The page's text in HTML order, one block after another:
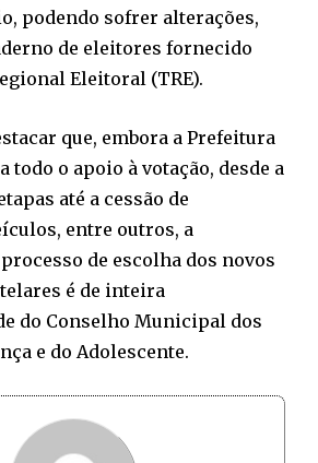
podendo sofrer alterações,
de eleitores fornecido
Eleitoral (TRE).
que, embora a Prefeitura
todo o apoio à votação, desde a
até a cessão de
entre outros, a
de escolha dos novos
é de inteira
do Conselho Municipal dos
e do Adolescente.